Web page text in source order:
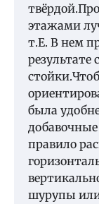
этажами
т.Е. В нем
была
добавочные
правило
шурупы